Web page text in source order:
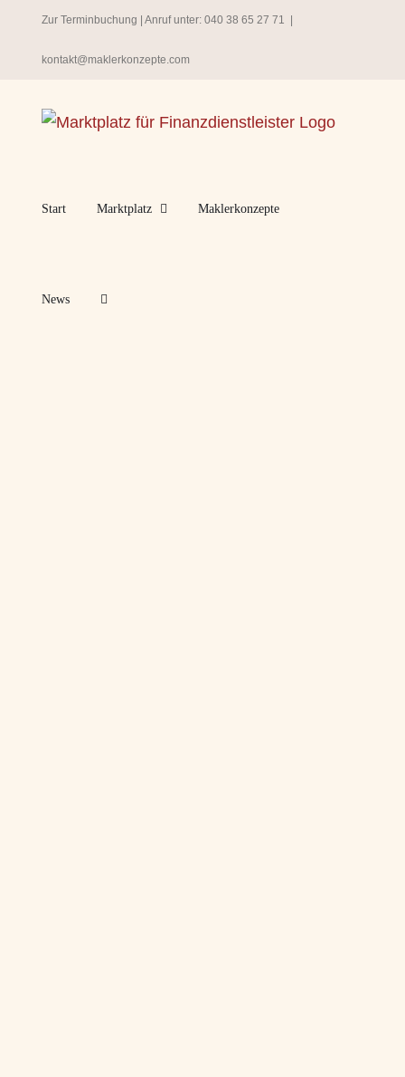
springen
Zur Terminbuchung | Anruf unter: 040 38 65 27 71
kontakt@maklerkonzepte.com
Start Marktplatz Maklerkonzepte
News